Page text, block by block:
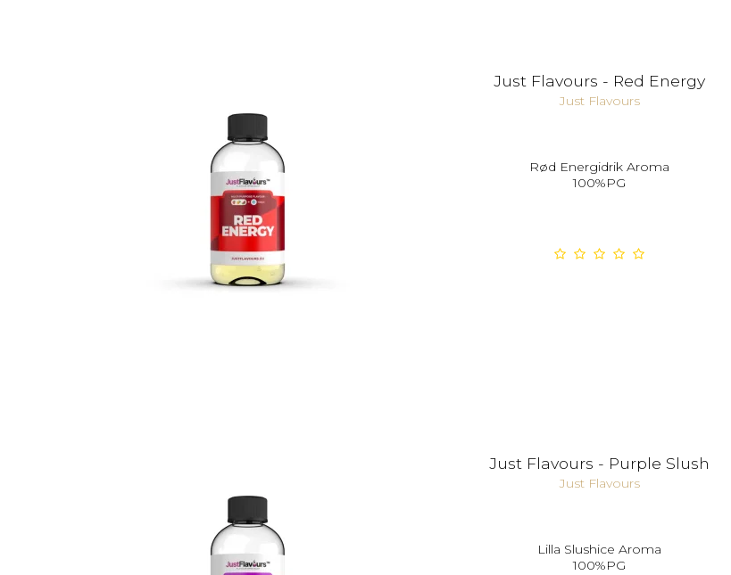
Just Flavours - Red Energy
Just Flavours
Rød Energidrik Aroma
100%PG
Just Flavours - Purple Slush
Just Flavours
Lilla Slushice Aroma
100%PG